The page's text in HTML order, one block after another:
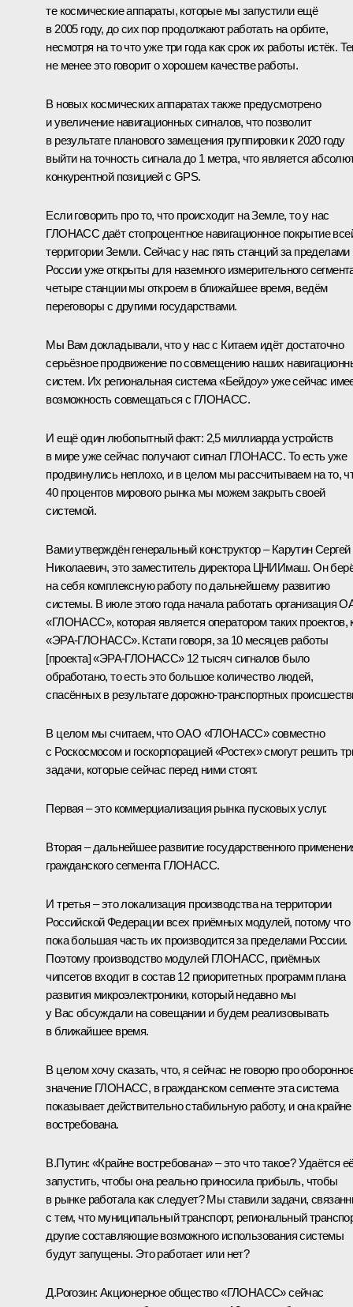
те космические аппараты, которые мы запустили ещё
в 2005 году, до сих пор продолжают работать на орбите,
несмотря на то что уже три года как срок их работы истёк.
не менее это говорит о хорошем качестве работы.
В новых космических аппаратах также предусмотрено
и увеличение навигационных сигналов, что позволит
в результате планового замещения группировки к 2020 году
выйти на точность сигнала до 1 метра, что является
конкурентной позицией с GPS.
Если говорить про то, что происходит на Земле, то у нас
ГЛОНАСС даёт стопроцентное навигационное покрытие
территории Земли. Сейчас у нас пять станций за пределами
России уже открыты для наземного измерительного
четыре станции мы откроем в ближайшее время, ведём
переговоры с другими государствами.
Мы Вам докладывали, что у нас с Китаем идёт достаточно
серьёзное продвижение по совмещению наших
систем. Их региональная система «Бейдоу» уже сейчас
возможность совмещаться с ГЛОНАСС.
И ещё один любопытный факт: 2,5 миллиарда устройств
в мире уже сейчас получают сигнал ГЛОНАСС. То есть уже
продвинулись неплохо, и в целом мы рассчитываем на то,
40 процентов мирового рынка мы можем закрыть своей
системой.
Вами утверждён генеральный конструктор – Карутин Сергей
Николаевич, это заместитель директора ЦНИИмаш. Он
на себя комплексную работу по дальнейшему развитию
системы. В июле этого года начала работать организация
«ГЛОНАСС», которая является оператором таких проектов,
«ЭРА-ГЛОНАСС». Кстати говоря, за 10 месяцев работы
[проекта] «ЭРА-ГЛОНАСС» 12 тысяч сигналов было
обработано, то есть это большое количество людей,
спасённых в результате дорожно-транспортных
В целом мы считаем, что ОАО «ГЛОНАСС» совместно
с Роскосмосом и госкорпорацией «Ростех» смогут решить
задачи, которые сейчас перед ними стоят.
Первая – это коммерциализация рынка пусковых услуг.
Вторая – дальнейшее развитие государственного
гражданского сегмента ГЛОНАСС.
И третья – это локализация производства на территории
Российской Федерации всех приёмных модулей, потому что
пока большая часть их производится за пределами России.
Поэтому производство модулей ГЛОНАСС, приёмных
чипсетов входит в состав 12 приоритетных программ плана
развития микроэлектроники, который недавно мы
у Вас обсуждали на совещании и будем реализовывать
в ближайшее время.
В целом хочу сказать, что, я сейчас не говорю про
значение ГЛОНАСС, в гражданском сегменте эта система
показывает действительно стабильную работу, и она крайне
востребована.
В.Путин: «Крайне востребована» – это что такое? Удаётся
запустить, чтобы она реально приносила прибыль, чтобы
в рынке работала как следует? Мы ставили задачи,
с тем, что муниципальный транспорт, региональный
другие составляющие возможного использования системы
будут запущены. Это работает или нет?
Д.Рогозин: Акционерное общество «ГЛОНАСС» сейчас